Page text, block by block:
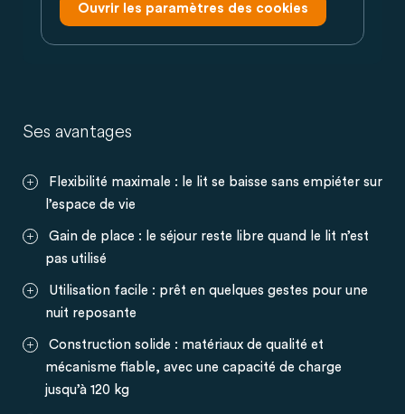
Ouvrir les paramètres des cookies
Ses avantages
Flexibilité maximale : le lit se baisse sans empiéter sur
l’espace de vie
Gain de place : le séjour reste libre quand le lit n’est
pas utilisé
Utilisation facile : prêt en quelques gestes pour une
nuit reposante
Construction solide : matériaux de qualité et
mécanisme fiable, avec une capacité de charge
jusqu’à 120 kg